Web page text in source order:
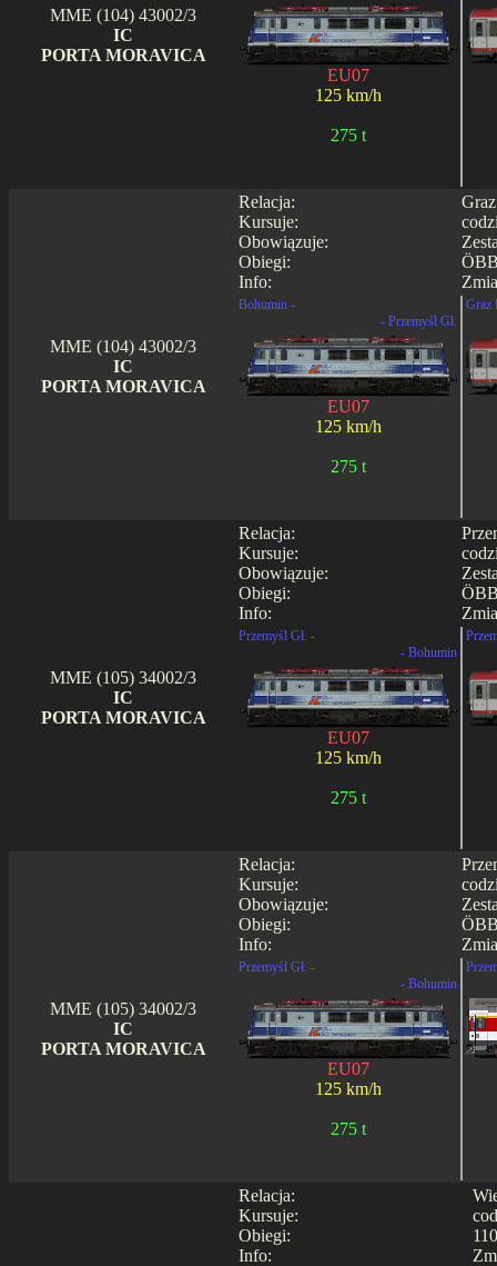
MME (104) 43002/3
IC
PORTA MORAVICA
EU07
125 km/h
275 t
Relacja:
Kursuje:
Obowiązuje:
Obiegi:
Info:
MME (104) 43002/3
IC
PORTA MORAVICA
Bohumin -
- Przemyśl Gł.
EU07
125 km/h
275 t
Graz
Relacja:
Kursuje:
Obowiązuje:
Obiegi:
Info:
MME (105) 34002/3
IC
PORTA MORAVICA
Przemyśl Gł. -
- Bohumin
EU07
125 km/h
275 t
Relacja:
Kursuje:
Obowiązuje:
Obiegi:
Info:
MME (105) 34002/3
IC
PORTA MORAVICA
Przemyśl Gł. -
- Bohumin
EU07
125 km/h
275 t
Relacja:
Kursuje:
Obiegi:
Info: